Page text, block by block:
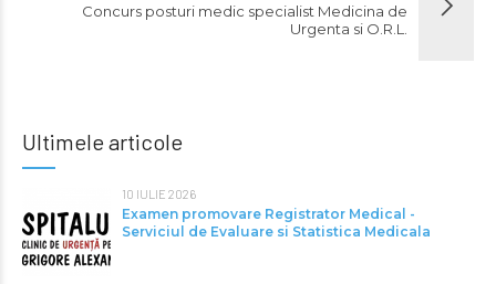
Concurs posturi medic specialist Medicina de
Urgenta si O.R.L.
Ultimele articole
10 IULIE 2026
Examen promovare Registrator Medical -
Serviciul de Evaluare si Statistica Medicala